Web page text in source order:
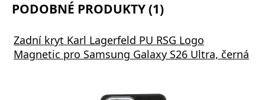
PODOBNÉ PRODUKTY (1)
Zadní kryt Karl Lagerfeld PU RSG Logo
Magnetic pro Samsung Galaxy S26 Ultra, černá